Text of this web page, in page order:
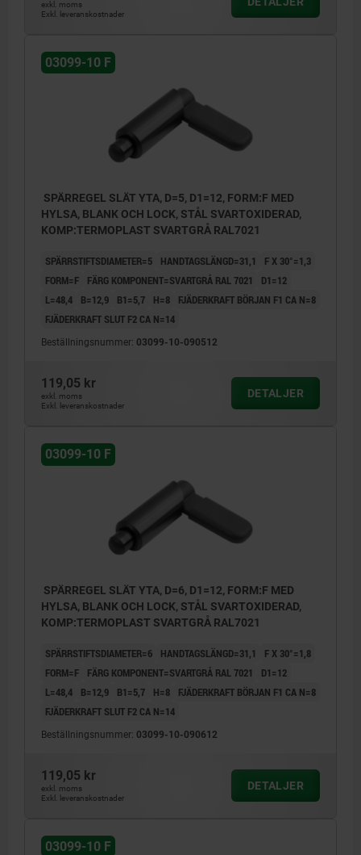
exkl. moms
Exkl. leveranskostnader
03099-10 F
SPÄRREGEL SLÄT YTA, D=5, D1=12, FORM:F MED
HYLSA, BLANK OCH LOCK, STÅL SVARTOXIDERAD,
KOMP:TERMOPLAST SVARTGRÅ RAL7021
SPÄRRSTIFTSDIAMETER=5 HANDTAGSLÄNGD=31,1
F X 30°=1,3
FORM=F
FÄRG KOMPONENT=SVARTGRÅ RAL 7021
D1=12
L=48,4
B=12,9 B1=5,7 H=8
FJÄDERKRAFT BÖRJAN F1 CA N=8
FJÄDERKRAFT SLUT F2 CA N=14
Beställningsnummer: 03099-10-090512
119,05 kr
exkl. moms
Exkl. leveranskostnader
DETALJER
03099-10 F
SPÄRREGEL SLÄT YTA, D=6, D1=12, FORM:F MED
HYLSA, BLANK OCH LOCK, STÅL SVARTOXIDERAD,
KOMP:TERMOPLAST SVARTGRÅ RAL7021
SPÄRRSTIFTSDIAMETER=6 HANDTAGSLÄNGD=31,1
F X 30°=1,8
FORM=F
FÄRG KOMPONENT=SVARTGRÅ RAL 7021
D1=12
L=48,4
B=12,9 B1=5,7 H=8
FJÄDERKRAFT BÖRJAN F1 CA N=8
FJÄDERKRAFT SLUT F2 CA N=14
Beställningsnummer: 03099-10-090612
119,05 kr
exkl. moms
Exkl. leveranskostnader
DETALJER
03099-10 F